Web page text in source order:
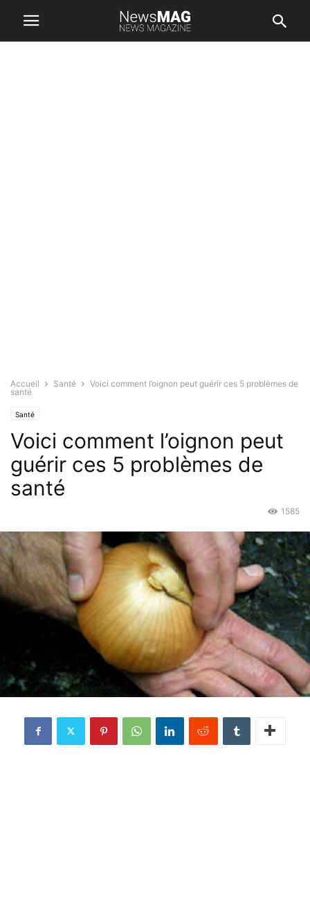
Accueil Santé
Voici comment l’oignon peut guérir ces 5 problèmes de
santé
Santé
Voici comment l’oignon peut
guérir ces 5 problèmes de
santé
1585